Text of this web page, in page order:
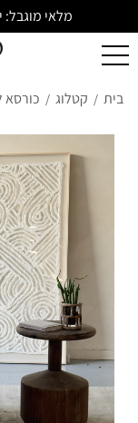
מלאי מוגבל:
בית / קטלוג / כורסא